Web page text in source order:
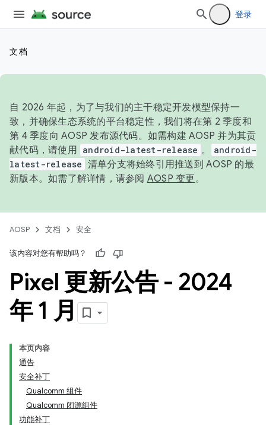
登录
文档
自 2026 年起，为了与我们的主干稳定开发模型保持一
致，并确保生态系统的平台稳定性，我们将在第 2 季度和
第 4 季度向 AOSP 发布源代码。如需构建 AOSP 并为其贡
献代码，请使用 android-latest-release 。
android-
latest-release 清单分支将始终引用推送到 AOSP 的最
新版本。如需了解详情，请参阅 AOSP 变更。
AOSP 文档 安全
该内容对您有帮助吗？
Pixel 更新公告 - 2024
年 1 月
本页内容
通告
安全补丁
Qualcomm 组件
Qualcomm 闭源组件
功能补丁